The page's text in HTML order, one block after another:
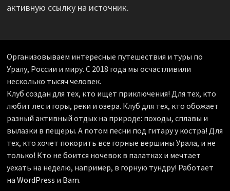
активную ссылку на источник.
Организовываем интересные путешествия и туры по
Уралу, России и миру. С 2018 года мы осчастливили
несколько тысяч человек.
Клуб создан для тех, кто ищет приключения! Для тех, кто
любит лес и горы, реки и озера. Клуб для тех, кто обожает
разный активный отдых на природе: походы, сплавы и
вылазки в пещеры. А потом песни под гитару у костра! Для
тех, кто хочет покорить все горные вершины Урала, и не
только! Кто не боится ночевок в палатках и мечтает
уехать на неделю, например, в горную тундру! Работает
на WordPress и Bam.